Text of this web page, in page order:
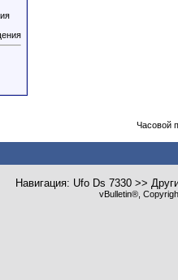
Часовой
Навигация: Ufo Ds 7330 >>
vBulletin®,